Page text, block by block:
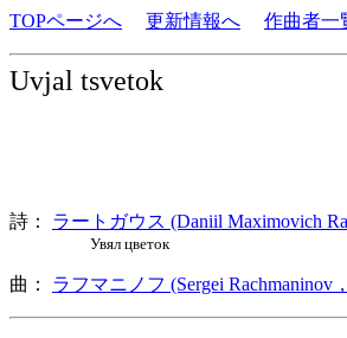
TOPページへ 更新情報へ 作曲者一
Uvjal tsvetok
詩： ラートガウス (Daniil Maximovich
Увял цветок
曲： ラフマニノフ (Sergei Rachmaninov